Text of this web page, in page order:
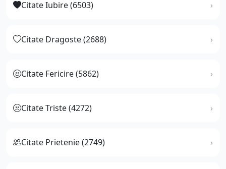
Citate Iubire (6503)
Citate Dragoste (2688)
Citate Fericire (5862)
Citate Triste (4272)
Citate Prietenie (2749)